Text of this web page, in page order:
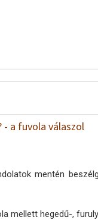
- a fuvola válaszol
mentén
mellett hegedű-,